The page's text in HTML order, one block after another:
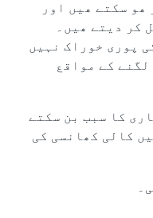
سکتے ھیں اور
کر دیتے ھیں۔
پوری خوراک نہیں
کے مواقع
کا سبب بن سکتے
کالی کھانسی کی